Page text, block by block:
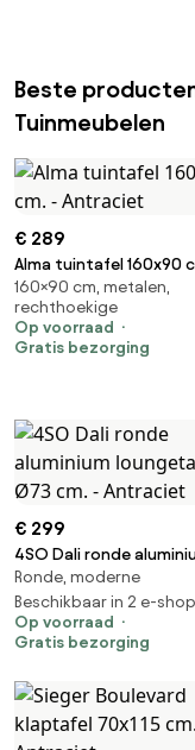
Beste
Tuinmeubelen
€ 289
Alma tuintafel 160x90
Antraciet
160×90 cm, metalen,
rechthoekige
Op voorraad
Gratis bezorging
€ 299
4SO Dali ronde
loungetafel Ø73 cm. -
Antraciet
Ronde, moderne
Beschikbaar in 2 e-
Op voorraad
Gratis bezorging